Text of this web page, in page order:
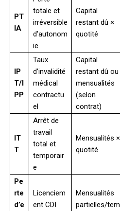
PT
IA
totale et
irréversible
d’autonom
ie
Capital
restant dû ×
quotité
IP
T/I
PP
Taux
d’invalidité
médical
contractu
el
Capital
restant dû ou
mensualités
(selon
contrat)
IT
T
Arrêt de
travail
total et
temporair
e
Mensualités ×
quotité
Pe
rte
d’e
Licenciem
ent CDI
Mensualités
partielles/tem